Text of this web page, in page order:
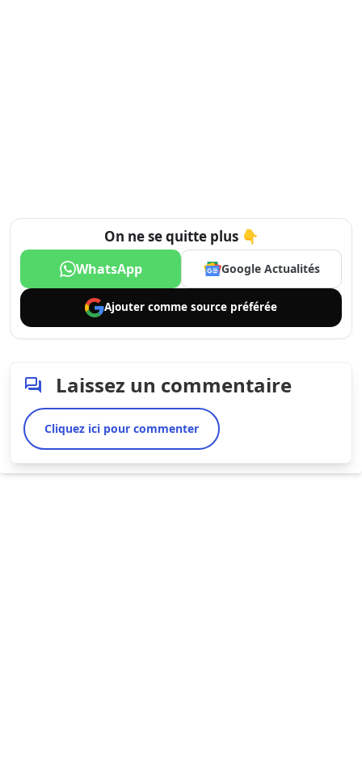
On ne se quitte plus 👇
WhatsApp Google Actualités
Ajouter comme source préférée
Laissez un commentaire
Cliquez ici pour commenter